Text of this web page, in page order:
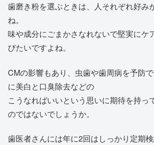
歯磨き粉を選ぶときは、人それぞれ好み
ね。
味や成分にごまかさなれないで堅実にケ
びたいですよね。
CMの影響もあり、虫歯や歯周病を予防
に美白と口臭除去などの
こうなればいいという思いに期待を持っ
のではないでしょうか。
歯医者さんには年に2回はしっかり定期